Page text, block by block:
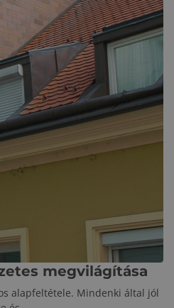
megvilágítása
alapfeltétele. Mindenki által jól